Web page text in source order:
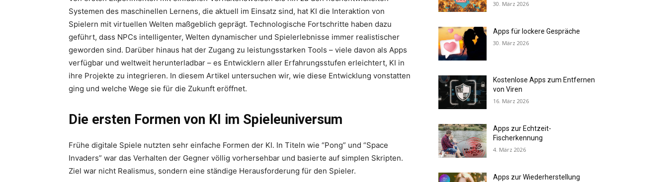
Systemen des maschinellen Lernens, die aktuell im Einsatz sind, hat KI die Interaktion von
Spielern mit virtuellen Welten maßgeblich geprägt. Technologische Fortschritte haben dazu
geführt, dass NPCs intelligenter, Welten dynamischer und Spielerlebnisse immer realistischer
geworden sind. Darüber hinaus hat der Zugang zu leistungsstarken Tools – viele davon als Apps
verfügbar und weltweit herunterladbar – es Entwicklern aller Erfahrungsstufen erleichtert, KI in
ihre Projekte zu integrieren. In diesem Artikel untersuchen wir, wie diese Entwicklung vonstatten
ging und welche Wege sie für die Zukunft eröffnet.
Die ersten Formen von KI im Spieleuniversum
Frühe digitale Spiele nutzten sehr einfache Formen der KI. In Titeln wie “Pong” und “Space
Invaders” war das Verhalten der Gegner völlig vorhersehbar und basierte auf simplen Skripten.
Ziel war nicht Realismus, sondern eine ständige Herausforderung für den Spieler.
30. März 2026
Apps für lockere Gespräche
30. März 2026
Kostenlose Apps zum Entfernen
von Viren
16. März 2026
Apps zur Echtzeit-
Fischerkennung
4. März 2026
Apps zur Wiederherstellung